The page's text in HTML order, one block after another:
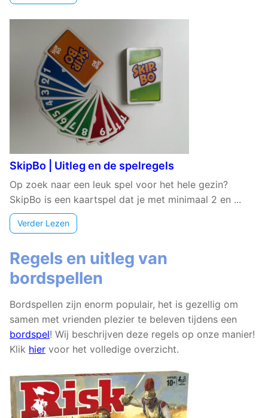
SkipBo | Uitleg en de spelregels
Op zoek naar een leuk spel voor het hele gezin?
SkipBo is een kaartspel dat je met minimaal 2 en ...
Verder Lezen
Regels en uitleg van
bordspellen
Bordspellen zijn enorm populair, het is gezellig om
samen met vrienden plezier te beleven tijdens een
bordspel! Wij beschrijven deze regels op onze manier!
Klik hier voor het volledige overzicht.